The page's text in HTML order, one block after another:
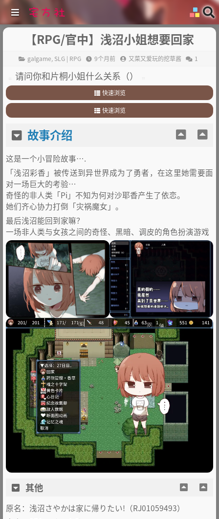
【RPG/官中】浅沼小姐想要回家
galgame, SLG | RPG 9个月前 又菜又爱玩的挖草酱 1
请问你和片桐小姐什么关系（）
快速浏览
1.故事介绍
2.其他
快速浏览
2.其他故事介绍
这是一个小冒险故事….
「浅沼彩香」被传送到异世界成为了勇者，在这里她需要面
对一场巨大的考验…
奇怪的非人类「Pi」不知为何对沙耶香产生了依恋。
她们齐心协力打倒「灾祸魔女」。
最后浅沼能回到家嘛？
一场非人类与女孩之间的奇怪、黑暗、调皮的角色扮演游戏
其他
原名：浅沼さやかは家に帰りたい!（RJ01059493）